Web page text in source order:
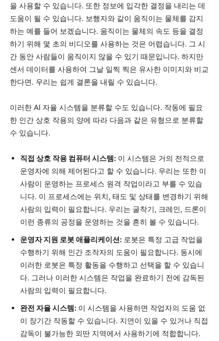
을 사용할 수 있습니다. 또한 정보에 입각한 결정을 내리는 데
도움이 될 수 있습니다. 보행자와 같이 움직이는 물체를 감지
하는 예를 들어 보겠습니다. 움직이는 물체의 속도 등을 결정
하기 위해 몇 초의 비디오를 사용하는 것은 어렵습니다. 그 시
간 동안 사람들이 움직이지 않을 수 있기 때문입니다. 하지만
센서 데이터를 사용하여 그날 일찍 찍은 유사한 이미지와 비교
한다면. 우리는 쉽게 결론을 내릴 수 있습니다.
이러한 AI 자율 시스템을 분류할 수도 있습니다. 작동에 필요
한 인간 상호 작용의 양에 따라 다음과 같은 유형으로 분류할
수 있습니다.
직접 상호 작용 컴퓨터 시스템: 이 시스템은 거의 전적으로
운영자에 의해 제어된다고 할 수 있습니다. 우리는 또한 이
사람이 운영하는 프로세스 원격 작업이라고 부를 수 있습
니다. 이 프로세스에는 위치, 태도 및 상태를 변경하기 위해
사람의 입력이 필요합니다. 우리는 굴착기, 크레인, 드론이
이런 종류의 공정을 운영하는 것을 흔히 볼 수 있습니다.
운영자 지원 로봇 애플리케이션: 로봇은 특정 고급 작업을
수행하기 위해 인간 조작자의 도움이 필요합니다. 동시에
이러한 로봇은 특정 활동을 수행하고 선택을 할 수 있습니
다. 그러나 이러한 시스템은 작업을 완료하기 전에 감독된
사람의 입력이 필요합니다.
완전 자율 시스템: 이 시스템을 사용하면 작업자의 도움 없
이 장기간 작동할 수 있습니다. 지연이 있을 수 있거나 직접
감독이 불가능한 외딴 지역에서 사용하기에 적합합니다.